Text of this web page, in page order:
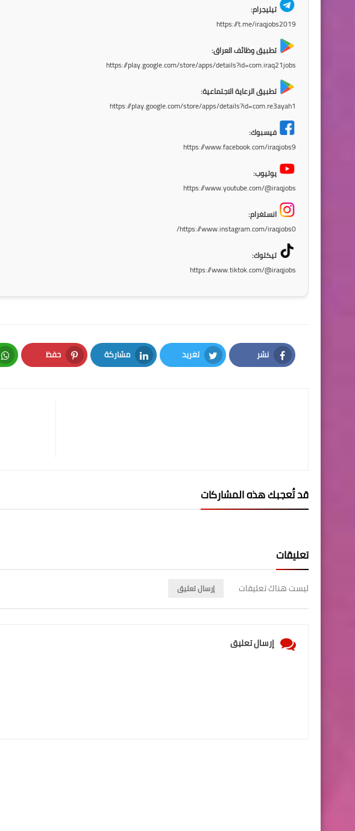
تيليجرام:
https://t.me/iraqjobs2019
تطبيق وظائف العراق:
https://play.google.com/store/apps/details?id=com.iraq21jobs
تطبيق الرعاية الاجتماعية:
https://play.google.com/store/apps/details?id=com.re3ayah1
فيسبوك:
https://www.facebook.com/iraqjobs9
يوتيوب:
https://www.youtube.com/@iraqjobs
انستغرام:
https://www.instagram.com/iraqjobs0/
تيكتوك:
https://www.tiktok.com/@iraqjobs
نشر
Facebook
تغريد
Twitter
مشاركة
LinkedIn
حفظ
Pinterest
قد تُعجبك هذه المشاركات
تعليقات
ليست هناك تعليقات إرسال تعليق
إرسال تعليق